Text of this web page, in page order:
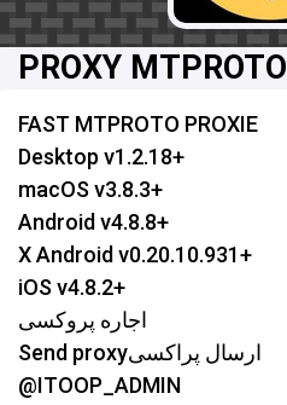
PROXY MTPROTO
FAST MTPROTO PROXIE
Desktop v1.2.18+
macOS v3.8.3+
Android v4.8.8+
X Android v0.20.10.931+
iOS v4.8.2+
اجاره پروکسی
Send proxyارسال پراکسی
@ITOOP_ADMIN